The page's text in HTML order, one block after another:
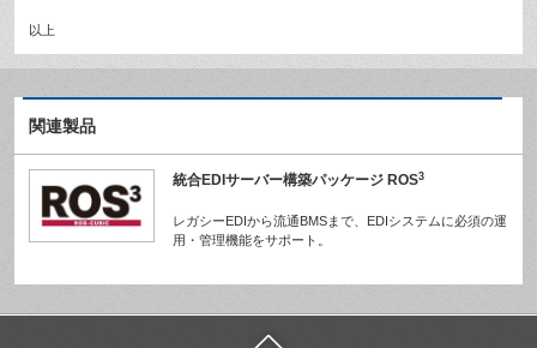
以上
関連製品
統合EDIサーバー構築パッケージ ROS3
レガシーEDIから流通BMSまで、EDIシステムに必須の運
用・管理機能をサポート。